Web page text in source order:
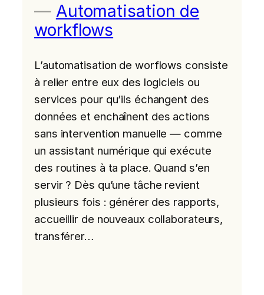
Automatisation de
workflows
L’automatisation de worflows consiste
à relier entre eux des logiciels ou
services pour qu’ils échangent des
données et enchaînent des actions
sans intervention manuelle — comme
un assistant numérique qui exécute
des routines à ta place. Quand s’en
servir ? Dès qu’une tâche revient
plusieurs fois : générer des rapports,
accueillir de nouveaux collaborateurs,
transférer…